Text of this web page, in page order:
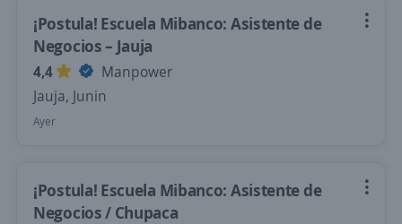
¡Postula! Escuela Mibanco: Asistente de
Negocios – Jauja
4,4
Manpower
Jauja, Junin
Ayer
¡Postula! Escuela Mibanco: Asistente de
Negocios / Chupaca